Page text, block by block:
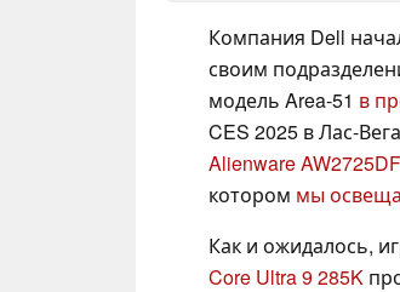
Компания Dell
своим
модель Area-51 в
CES 2025 в Лас-
Alienware AW2725DF
котором мы
Как и ожидалось,
Core Ultra 9 285K